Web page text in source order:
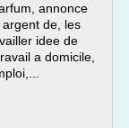
annonce
de, les
idee de
a domicile,